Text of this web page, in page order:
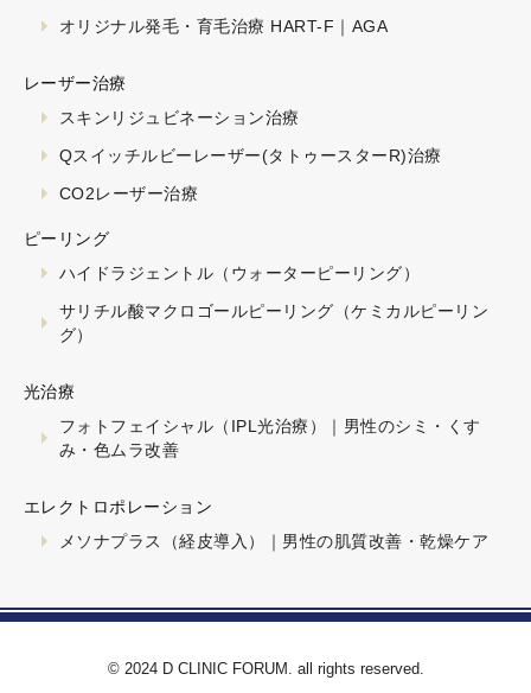
オリジナル発毛・育毛治療 HART-F｜AGA
レーザー治療
スキンリジュビネーション治療
Qスイッチルビーレーザー(タトゥースターR)治療
CO2レーザー治療
ピーリング
ハイドラジェントル（ウォーターピーリング）
サリチル酸マクロゴールピーリング（ケミカルピーリン
グ）
光治療
フォトフェイシャル（IPL光治療）｜男性のシミ・くす
み・色ムラ改善
エレクトロポレーション
メソナプラス（経皮導入）｜男性の肌質改善・乾燥ケア
© 2024 D CLINIC FORUM. all rights reserved.